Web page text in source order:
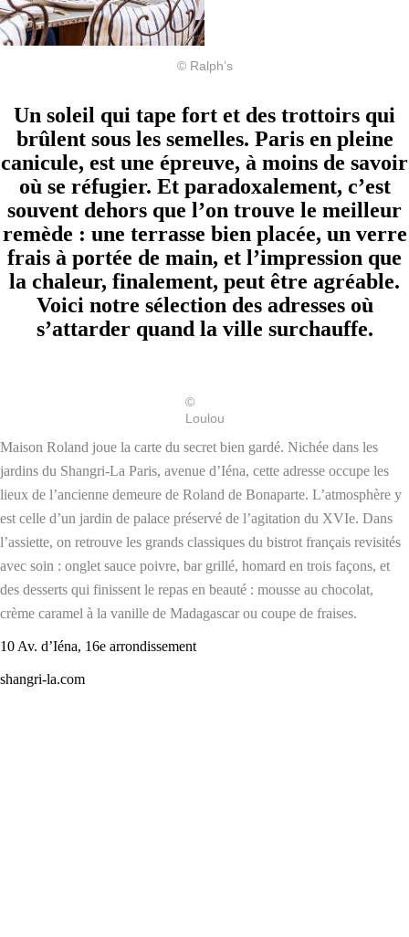
© Ralph’s
Un soleil qui tape fort et des trottoirs qui
brûlent sous les semelles. Paris en pleine
canicule, est une épreuve, à moins de savoir
où se réfugier. Et paradoxalement, c’est
souvent dehors que l’on trouve le meilleur
remède : une terrasse bien placée, un verre
frais à portée de main, et l’impression que
la chaleur, finalement, peut être agréable.
Voici notre sélection des adresses où
s’attarder quand la ville surchauffe.
©
Loulou
Maison Roland joue la carte du secret bien gardé. Nichée dans les
jardins du Shangri-La Paris, avenue d’Iéna, cette adresse occupe les
lieux de l’ancienne demeure de Roland de Bonaparte. L’atmosphère y
est celle d’un jardin de palace préservé de l’agitation du XVIe. Dans
l’assiette, on retrouve les grands classiques du bistrot français revisités
avec soin : onglet sauce poivre, bar grillé, homard en trois façons, et
des desserts qui finissent le repas en beauté : mousse au chocolat,
crème caramel à la vanille de Madagascar ou coupe de fraises.
10 Av. d’Iéna, 16e arrondissement
shangri-la.com